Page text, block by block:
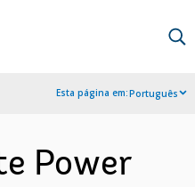
Esta página em:Português
Power